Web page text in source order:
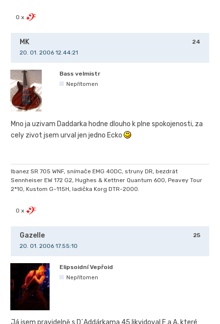
0 x
24
MK
20. 01. 2006 12.44:21
Bass velmistr
Nepřítomen
Mno ja uzivam Daddarka hodne dlouho k plne spokojenosti, za
cely zivot jsem urval jen jedno Ecko
Ibanez SR 705 WNF, snímače EMG 40DC, struny DR, bezdrát
Sennheiser EW 172 G2, Hughes & Kettner Quantum 600, Peavey Tour
2*10, Kustom G-115H, ladička Korg DTR-2000.
0 x
25
Gazelle
20. 01. 2006 17.55:10
Elipsoidní Vepřoid
Nepřítomen
Já jsem pravidelně s D´Addárkama 45 likvidoval E a A, které